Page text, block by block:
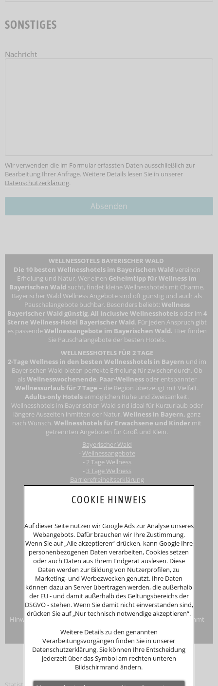
SONSTIGES
Nachricht
Wir verwenden die im Formular erfassten Daten ausschließlich zur
Bearbeitung Ihrer Anfrage. Weitere Details lesen Sie in unserer
Datenschutzerklärung.
WELLNESSOTELS BAYERISCHER WALD
Die 10 besten Wellnesshotels im Bayerischen Wald vereinen
Erholung und Natur. Wer einen Geheimtipp für Wellness im
Bayerischen Wald sucht, findet kleine Wellnesshotels mit Charme.
Bayerischer Wald Wellness Angebote sind oft günstig und auch als
Pauschalangebote buchbar. Besonders beliebt: Wellness
Bayerischer Wald günstig, All Inclusive Wellnesshotels oder im 4
Sterne Wellness-Hotel Bayerischer Wald. Für jeden Anspruch gibt
es passendeWellnessangebote im Bayerischen Wald. Hier finden
Sie Pauschalangebote der besten Hotels.
WELLNESSHOTELS FÜR 2 TAGE
2-Tage Wellness in den besten Wellnesshotels in Bayern und im
Bayerischen Wald bieten perfekte Erholung für zwischendurch. Ob
als Wellnesswochenende, Paar-Wellness oder entspannter
Wellnessurlaub für 7 Tage – die Region überzeugt mit Vielfalt.
Adults-only Hotels ermöglichen Ruhe und Zweisamkeit.
Wellnesshotels im Bayerischen Wald sind ideal für Kurzurlaub oder
längere Auszeiten inmitten der Natur.Wellness in Bayern, ganz
nach Wunsch.Wellnesshotels für Erwachsene und Kinder mit
getrennten Angeboten für Groß und Klein.
Bayerischer Wald
-Wellnessangebote
- 2 Tage Wellness
- 3 Tage Wellness
Barrierefreiheitserklärung
Registergericht: Amtsgericht Passau
InhaberinAnna Putz
Niederperlesreut 52
94157 Perlesreut
Tel. 0049 (0)8555/691
Fax: 0049 (0)8555/8856
Internet:www.putzwerbung.de
eMail:info@putzwerbung.de
USt-ID: DE 358297667
St.Nr.: 157/259/80938
Impressum & Datenschutz
Hinweise zur Verbraucherstreitbeilegung: Das Unternehmen nimmt
nicht an Streitbeilegungsverfahren vor einer
Verbraucherschlichtungsstelle teil.
COOKIE HINWEIS
Auf dieser Seite nutzen wir Google Ads zur Analyse unseres
Webangebots. Dafür brauchen wir Ihre Zustimmung.
Wenn Sie auf „Alle akzeptieren“ drücken, kann Google Ihre
personenbezogenen Daten verarbeiten, Cookies setzen
oder auch Daten aus Ihrem Endgerät auslesen. Diese
Daten werden zur Bildung von Nutzerprofilen, zu
Marketing- und Werbezwecken genutzt. Ihre Daten
können dazu an Server übertragen werden, die außerhalb
der EU - und damit außerhalb des Geltungsbereichs der
DSGVO - stehen. Wenn Sie damit nicht einverstanden sind,
drücken Sie auf „Nur technisch notwendige akzeptieren“.
Weitere Details zu den genannten
Verarbeitungsvorgängen finden Sie in unserer
Datenschutzerklärung. Sie können Ihre Entscheidung
jederzeit über das Symbol am rechten unteren
Bildschirmrand ändern.